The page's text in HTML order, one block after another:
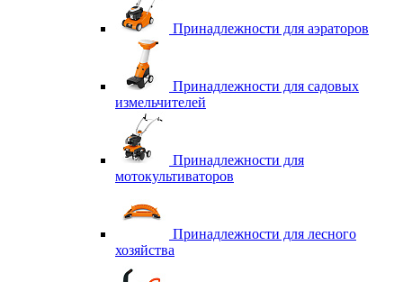
Принадлежности для аэраторов
Принадлежности для садовых
измельчителей
Принадлежности для
мотокультиваторов
Принадлежности для лесного
хозяйства